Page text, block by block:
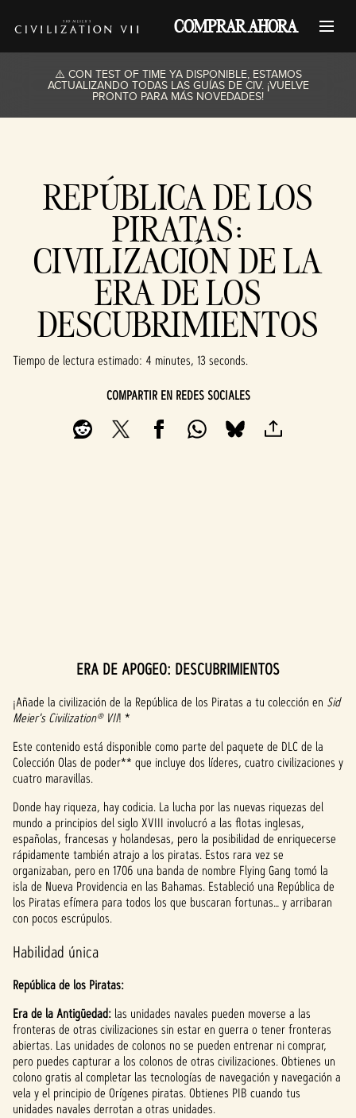
COMPRAR AHORA
⚠️ CON TEST OF TIME YA DISPONIBLE, ESTAMOS
ACTUALIZANDO TODAS LAS GUÍAS DE CIV. ¡VUELVE
PRONTO PARA MÁS NOVEDADES!
REPÚBLICA DE LOS
PIRATAS:
CIVILIZACIÓN DE LA
ERA DE LOS
DESCUBRIMIENTOS
Tiempo de lectura estimado 4 minutes, 13 seconds
COMPARTIR EN REDES SOCIALES
c
c
e
p
t
&
P
l
y
Al
hacer
clic
en
jugar,
acept
as la
ERA DE APOGEO: DESCUBRIMIENTOS
¡Añade la civilización de la República de los Piratas a tu colección en Sid
Meier's Civilization® VII! *
Este contenido está disponible como parte del paquete de DLC de la
Colección Olas de poder** que incluye dos líderes, cuatro civilizaciones y
cuatro maravillas.
Donde hay riqueza, hay codicia. La lucha por las nuevas riquezas del
mundo a principios del siglo XVIII involucró a las flotas inglesas,
españolas, francesas y holandesas, pero la posibilidad de enriquecerse
rápidamente también atrajo a los piratas. Estos rara vez se
organizaban, pero en 1706 una banda de nombre Flying Gang tomó la
isla de Nueva Providencia en las Bahamas. Estableció una República de
los Piratas efímera para todos los que buscaran fortunas… y arribaran
con pocos escrúpulos.
Habilidad única
República de los Piratas:
Era de la Antigüedad: las unidades navales pueden moverse a las
fronteras de otras civilizaciones sin estar en guerra o tener fronteras
abiertas. Las unidades de colonos no se pueden entrenar ni comprar,
pero puedes capturar a los colonos de otras civilizaciones. Obtienes un
colono gratis al completar las tecnologías de navegación y navegación a
vela y el principio de Orígenes piratas. Obtienes PIB cuando tus
unidades navales derrotan a otras unidades.